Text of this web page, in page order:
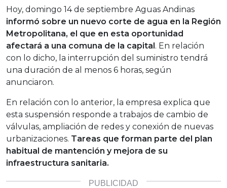
Hoy, domingo 14 de septiembre Aguas Andinas
informó sobre un nuevo corte de agua en la Región
Metropolitana, el que en esta oportunidad
afectará a una comuna de la capital . En relación
con lo dicho, la interrupción del suministro tendrá
una duración de al menos 6 horas, según
anunciaron.
En relación con lo anterior, la empresa explica que
esta suspensión responde a trabajos de cambio de
válvulas, ampliación de redes y conexión de nuevas
urbanizaciones. Tareas que forman parte del plan
habitual de mantención y mejora de su
infraestructura sanitaria.